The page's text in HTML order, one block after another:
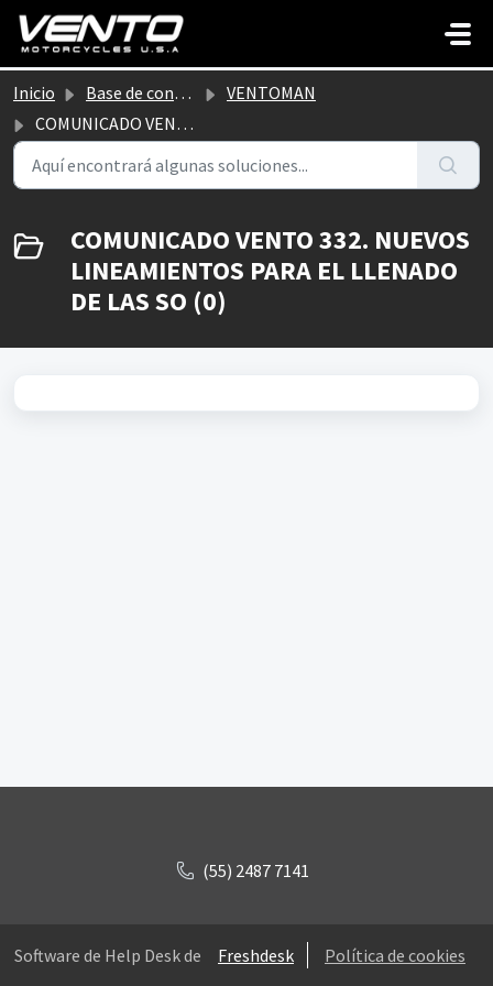
Saltar al contenido principal
Inicio Base de conocimientos
VENTOMAN
COMUNICADO VENTO 332. NUEVOS LINEAMIENTOS PARA EL LLENADO DE LAS SO
COMUNICADO VENTO 332. NUEVOS
LINEAMIENTOS PARA EL LLENADO
DE LAS SO (0)
(55) 2487 7141
Software de Help Desk de Freshdesk Política de cookies